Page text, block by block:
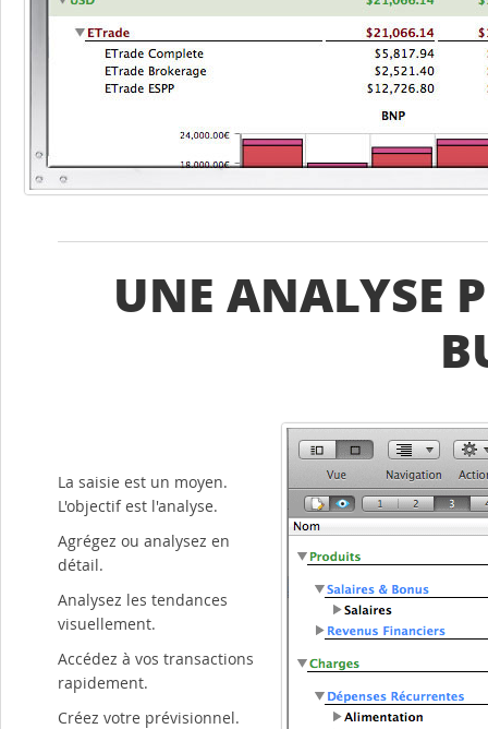
UNE ANALYSE
La saisie est un moyen.
L'objectif est l'analyse.
Agrégez ou analysez en
détail.
Analysez les tendances
visuellement.
Accédez à vos transactions
rapidement.
Créez votre prévisionnel.